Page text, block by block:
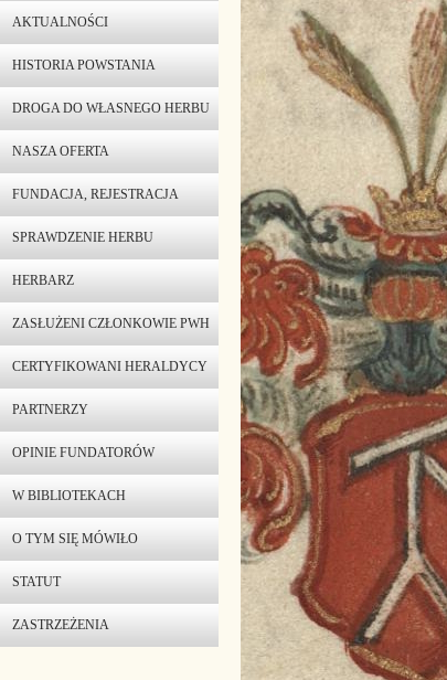
AKTUALNOŚCI
HISTORIA POWSTANIA
DROGA DO WŁASNEGO HERBU
NASZA OFERTA
FUNDACJA, REJESTRACJA
SPRAWDZENIE HERBU
HERBARZ
ZASŁUŻENI CZŁONKOWIE PWH
CERTYFIKOWANI HERALDYCY
PARTNERZY
OPINIE FUNDATORÓW
W BIBLIOTEKACH
O TYM SIĘ MÓWIŁO
STATUT
ZASTRZEŻENIA